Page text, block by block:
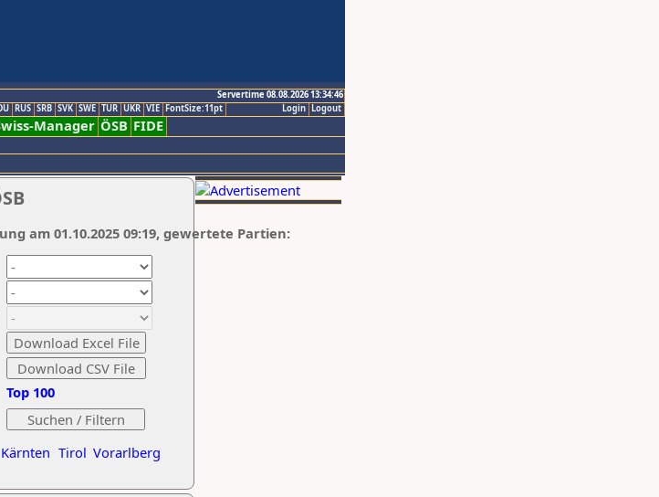
Servertime 08.08.2026 13:34:46
Logout
Login
RUS SRB SVK SWE TUR UKR VIE FontSize:11pt
Manager ÖSB FIDE
Kärnten Tirol Vorarlberg
Top 100
am 01.10.2025 09:19, gewertete Partien: